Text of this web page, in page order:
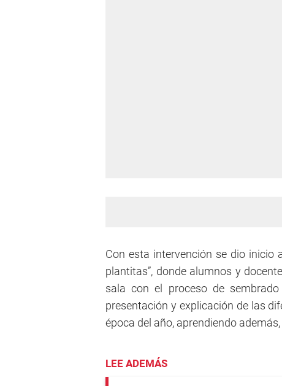
Con esta intervención se dio inicio
plantitas”, donde alumnos y
sala con el proceso de
presentación y explicación de las
época del año, aprendiendo
LEE ADEMÁS